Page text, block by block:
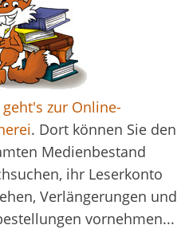
zur Online-
. Dort können Sie den
Medienbestand
ihr Leserkonto
Verlängerungen und
vornehmen...